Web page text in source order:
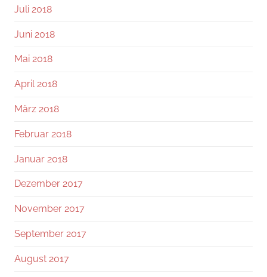
Juli 2018
Juni 2018
Mai 2018
April 2018
März 2018
Februar 2018
Januar 2018
Dezember 2017
November 2017
September 2017
August 2017